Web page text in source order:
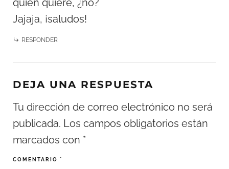
quien quiere, ¿no?
Jajaja, ¡saludos!
RESPONDER
DEJA UNA RESPUESTA
Tu dirección de correo electrónico no será
publicada. Los campos obligatorios están
marcados con *
COMENTARIO *